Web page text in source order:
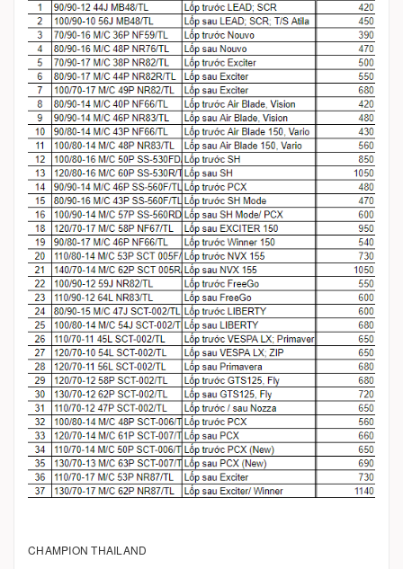
CHAMPION THAILAND